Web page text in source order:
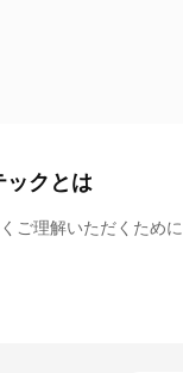
ックとは
ご理解いただくため